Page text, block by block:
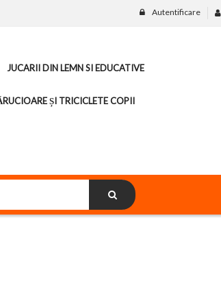
Autentificare
JUCARII DIN LEMN SI EDUCATIVE
ȘI TRICICLETE COPII